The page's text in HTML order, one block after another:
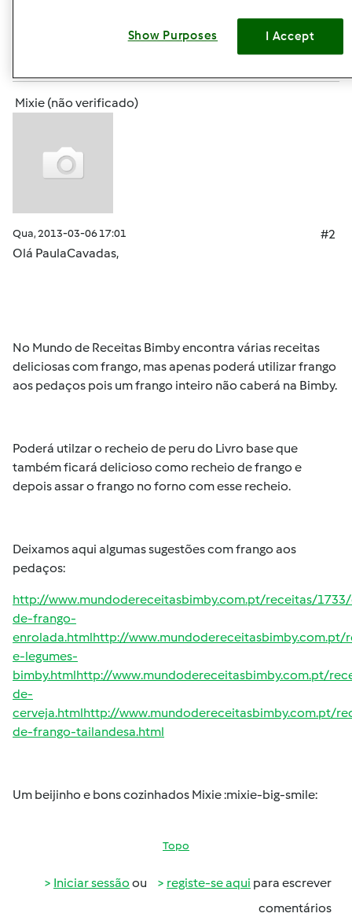
Iniciar sessãoou registe-se aqui
para escrever
Mixie (não verificado)
Qua, 2013-03-06 17:01
#2
Olá PaulaCavadas,
No Mundo de Receitas Bimby encontra várias receitas
deliciosas com frango, mas apenas poderá utilizar frango
aos pedaços pois um frango inteiro não caberá na Bimby.
Poderá utilzar o recheio de peru do Livro base que
também ficará delicioso como recheio de frango e
depois assar o frango no forno com esse recheio.
Deixamos aqui algumas sugestões com frango aos
pedaços:
http://www.mundodereceitasbimby.com.pt/receitas/
de-frango-
enrolada.htmlhttp://
e-legumes-
bimby.htmlhttp://www.mundodereceitasbimby.com.pt/
de-
cerveja.htmlhttp://www.mundodereceitasbimby.com.pt/
de-frango-tailandesa.html
Um beijinho e bons cozinhados Mixie :mixie-big-smile:
Topo
Iniciar sessão ou registe-se aqui para escrever
comentários
Show Purposes I Accept